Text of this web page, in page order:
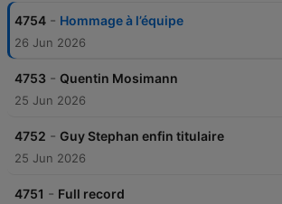
4754 - Hommage à l’équipe
26 Jun 2026
4753 - Quentin Mosimann
25 Jun 2026
4752 - Guy Stephan enfin titulaire
25 Jun 2026
4751 - Full record